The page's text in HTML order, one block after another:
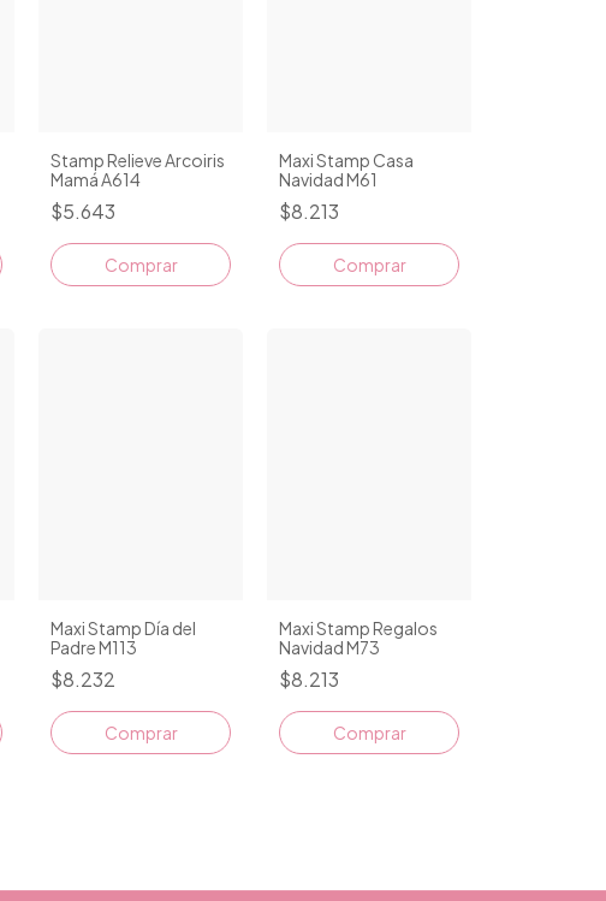
Stamp Relieve Arcoiris
Mamá A614
$5.643
Comprar
Maxi Stamp Casa
Navidad M61
$8.213
Comprar
Maxi Stamp Día del
Padre M113
$8.232
Comprar
Maxi Stamp Regalos
Navidad M73
$8.213
Comprar